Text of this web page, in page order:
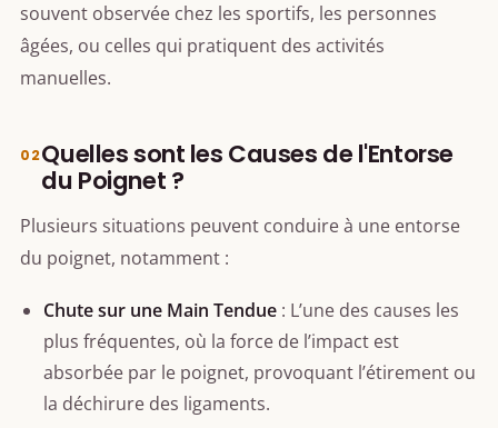
souvent observée chez les sportifs, les personnes
âgées, ou celles qui pratiquent des activités
manuelles.
Quelles sont les Causes de l'Entorse
du Poignet ?
Plusieurs situations peuvent conduire à une entorse
du poignet, notamment :
Chute sur une Main Tendue : L’une des causes les
plus fréquentes, où la force de l’impact est
absorbée par le poignet, provoquant l’étirement ou
la déchirure des ligaments.